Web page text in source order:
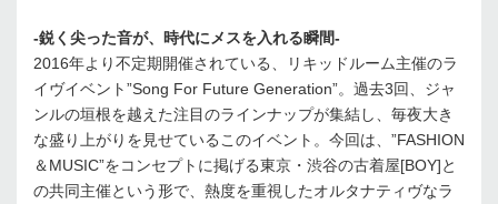
-鋭く尖った音が、時代にメスを入れる瞬間-
2016年より不定期開催されている、リキッドルーム主催のラ
イヴイベント”Song For Future Generation”。過去3回、ジャ
ンルの垣根を越えた注目のラインナップが集結し、毎夜大き
な盛り上がりを見せているこのイベント。今回は、”FASHION
＆MUSIC”をコンセプトに掲げる東京・渋谷の古着屋[BOY]と
の共同主催という形で、熱度を重視したオルタナティヴなラ